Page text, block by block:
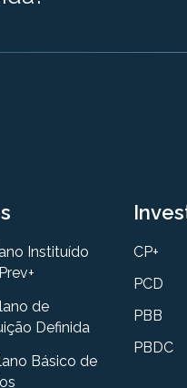
Instituído
de
Definida
Básico de
CP+
PCD
PBB
PBDC